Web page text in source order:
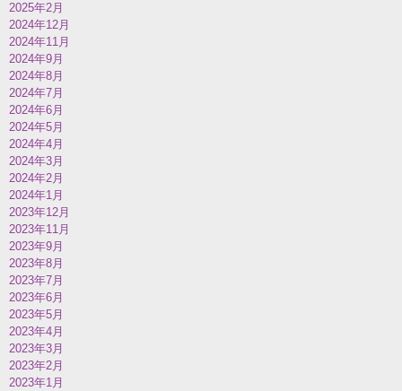
2025年2月
2024年12月
2024年11月
2024年9月
2024年8月
2024年7月
2024年6月
2024年5月
2024年4月
2024年3月
2024年2月
2024年1月
2023年12月
2023年11月
2023年9月
2023年8月
2023年7月
2023年6月
2023年5月
2023年4月
2023年3月
2023年2月
2023年1月